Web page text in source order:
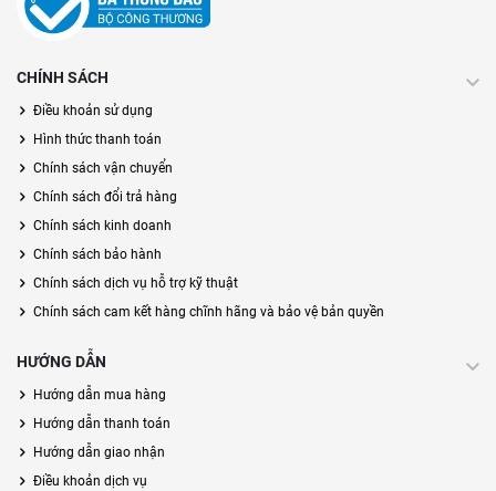
CHÍNH SÁCH
Điều khoản sử dụng
Hình thức thanh toán
Chính sách vận chuyển
Chính sách đổi trả hàng
Chính sách kinh doanh
Chính sách bảo hành
Chính sách dịch vụ hỗ trợ kỹ thuật
Chính sách cam kết hàng chĩnh hãng và bảo vệ bản quyền
HƯỚNG DẪN
Hướng dẫn mua hàng
Hướng dẫn thanh toán
Hướng dẫn giao nhận
Điều khoản dịch vụ